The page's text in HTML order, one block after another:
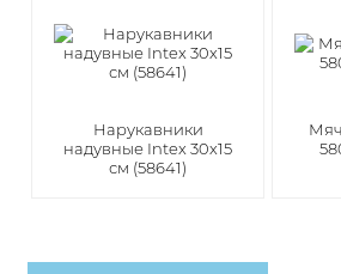
Нарукавники
надувные Intex 30х15
см (58641)